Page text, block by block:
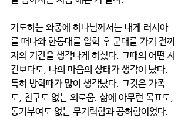
기도하는 와중에 하나님께서는 내게 러시아
를 떠나와 한동대를 입학 후 군대를 가기 전까
지의 기간을 생각나게 하셨다. 그때의 어떤 사
건보다도, 나의 마음의 상태가 생각이 났다.
특히 방학때가 많이 생각났다. 그것은 가족
도, 친구도 없는 외로움. 삶에 아무런 목표도,
동기부여도 없는 무기력함과 공허함이었다.